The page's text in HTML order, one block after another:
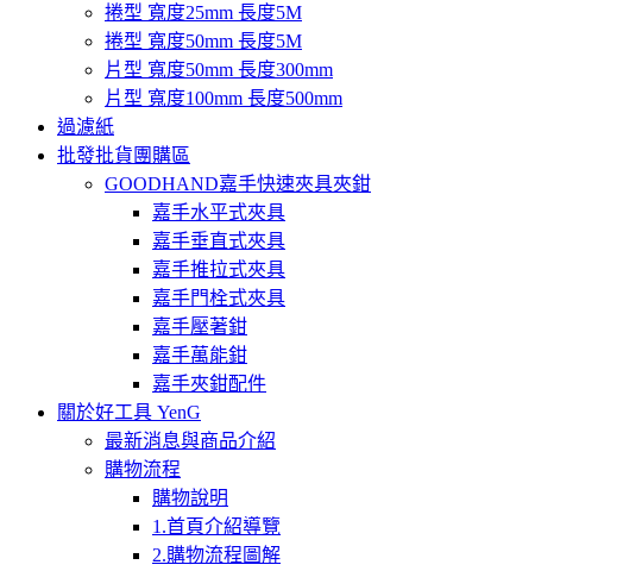
捲型 寬度25mm 長度5M
捲型 寬度50mm 長度5M
片型 寬度50mm 長度300mm
片型 寬度100mm 長度500mm
過濾紙
批發批貨團購區
GOODHAND嘉手快速夾具夾鉗
嘉手水平式夾具
嘉手垂直式夾具
嘉手推拉式夾具
嘉手門栓式夾具
嘉手壓著鉗
嘉手萬能鉗
嘉手夾鉗配件
關於好工具 YenG
最新消息與商品介紹
購物流程
購物說明
1.首頁介紹導覽
2.購物流程圖解